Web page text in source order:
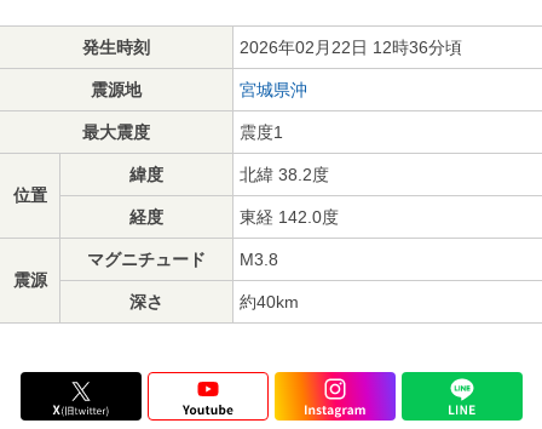
発生時刻 2026年02月22日 12時36分頃
震源地 宮城県沖
最大震度 震度1
位置
緯度 北緯 38.2度
経度 東経 142.0度
震源
マグニチュード M3.8
深さ 約40km